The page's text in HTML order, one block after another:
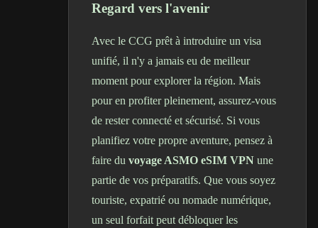
Regard vers l'avenir
Avec le CCG prêt à introduire un visa
unifié, il n'y a jamais eu de meilleur
moment pour explorer la région. Mais
pour en profiter pleinement, assurez-vous
de rester connecté et sécurisé. Si vous
planifiez votre propre aventure, pensez à
faire du voyage ASMO eSIM VPN une
partie de vos préparatifs. Que vous soyez
touriste, expatrié ou nomade numérique,
un seul forfait peut débloquer les